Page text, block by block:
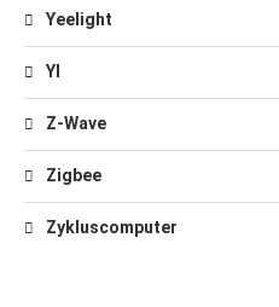
Yeelight
YI
Z-Wave
Zigbee
Zykluscomputer